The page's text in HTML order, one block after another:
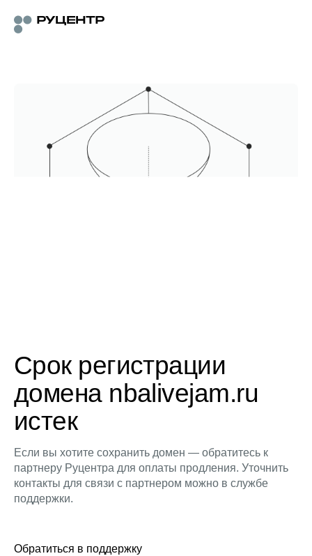
Срок регистрации
домена nbalivejam.ru
истек
Если вы хотите сохранить домен — обратитесь к
партнеру Руцентра для оплаты продления. Уточнить
контакты для связи с партнером можно в службе
поддержки.
Обратиться в поддержку